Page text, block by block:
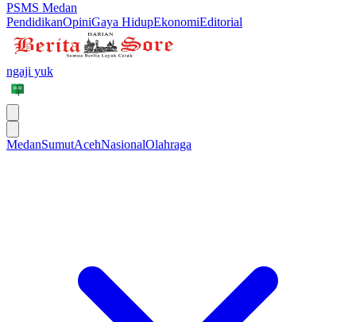
PSMS Medan
PendidikanOpiniGaya HidupEkonomiEditorial
ngaji yuk
MedanSumutAcehNasionalOlahraga